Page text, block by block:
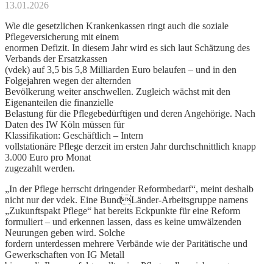
13.01.2026
Wie die gesetzlichen Krankenkassen ringt auch die soziale
Pflegeversicherung mit einem
enormen Defizit. In diesem Jahr wird es sich laut Schätzung des
Verbands der Ersatzkassen
(vdek) auf 3,5 bis 5,8 Milliarden Euro belaufen – und in den
Folgejahren wegen der alternden
Bevölkerung weiter anschwellen. Zugleich wächst mit den
Eigenanteilen die finanzielle
Belastung für die Pflegebedürftigen und deren Angehörige. Nach
Daten des IW Köln müssen für
Klassifikation: Geschäftlich – Intern
vollstationäre Pflege derzeit im ersten Jahr durchschnittlich knapp
3.000 Euro pro Monat
zugezahlt werden.
„In der Pflege herrscht dringender Reformbedarf“, meint deshalb
nicht nur der vdek. Eine BundLänder-Arbeitsgruppe namens
„Zukunftspakt Pflege“ hat bereits Eckpunkte für eine Reform
formuliert – und erkennen lassen, dass es keine umwälzenden
Neurungen geben wird. Solche
fordern unterdessen mehrere Verbände wie der Paritätische und
Gewerkschaften von IG Metall